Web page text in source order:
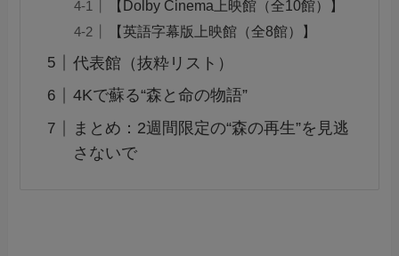
【Dolby Cinema上映館（全10館）】
【英語字幕版上映館（全8館）】
代表館（抜粋リスト）
4Kで蘇る“森と命の物語”
まとめ：2週間限定の“森の再生”を見逃
さないで